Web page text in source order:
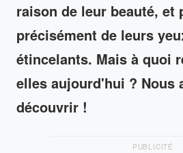
raison de leur beauté, et
précisément de leurs
étincelants. Mais à quoi
elles aujourd'hui ? Nous
découvrir !
PUBLICITÉ